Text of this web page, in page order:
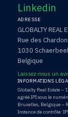
Linkedin
ADRESSE
GLOBALTY REAL
Rue des
1030
Belgique
Laissez-nous un
INFORMATIONS
Globalty Real Estate –
agréé IPI sous le
Bruxelles, Belgique –
Instance de contrôle: